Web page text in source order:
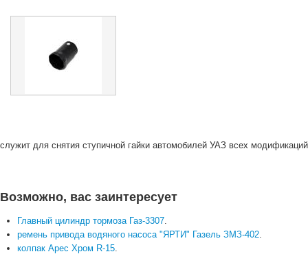
служит для снятия ступичной гайки автомобилей УАЗ всех
Возможно, вас заинтересует
Главный цилиндр тормоза Газ-3307.
ремень привода водяного насоса "ЯРТИ" Газель ЗМЗ-402.
колпак Арес Хром R-15.